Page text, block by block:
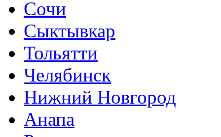
Сочи
Сыктывкар
Тольятти
Челябинск
Нижний Новгород
Анапа